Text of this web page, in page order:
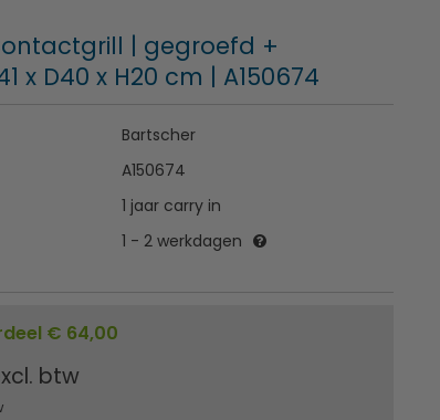
| gegroefd +
x D40 x H20 cm | A150674
Bartscher
A150674
1 jaar carry in
1 - 2 werkdagen
€ 64,00
btw